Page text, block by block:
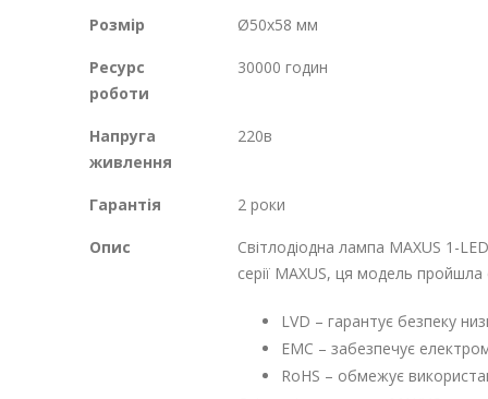
Розмір Ø50х58 мм
Ресурс
роботи
30000 годин
Напруга
живлення
220в
Гарантія 2 роки
Опис
Світлодіодна лампа MAXUS 1-
серії MAXUS, ця модель пройшла
LVD – гарантує безпеку
EMC – забезпечує
RoHS – обмежує